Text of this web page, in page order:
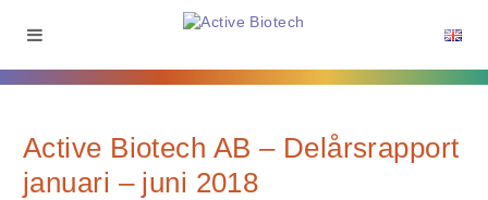
Active Biotech AB – Delårsrapport
januari – juni 2018